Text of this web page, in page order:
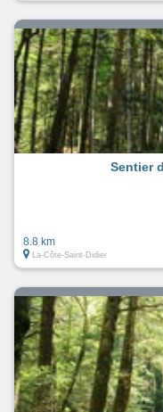
Sentier
8.8 km
La-Côte-Saint-Didier